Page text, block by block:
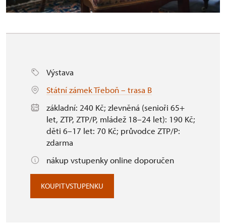
Výstava
Státní zámek Třeboň – trasa B
základní: 240 Kč; zlevněná (senioři 65+
let, ZTP, ZTP/P, mládež 18–24 let): 190 Kč;
děti 6–17 let: 70 Kč; průvodce ZTP/P:
zdarma
nákup vstupenky online doporučen
KOUPIT VSTUPENKU